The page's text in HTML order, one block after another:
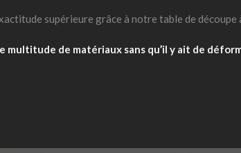
supérieure grâce à notre table de découpe
multitude de matériaux sans qu’il y ait de